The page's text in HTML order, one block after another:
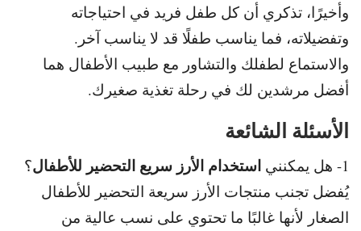
وأخيرًا، تذكري أن كل طفل فريد في احتياجاته
وتفضيلاته، فما يناسب طفلًا قد لا يناسب آخر.
والاستماع لطفلك والتشاور مع طبيب الأطفال هما
أفضل مرشدين لك في رحلة تغذية صغيرك.
الأسئلة الشائعة
1- هل يمكنني استخدام الأرز سريع التحضير للأطفال؟
يُفضل تجنب منتجات الأرز سريعة التحضير للأطفال
الصغار لأنها غالبًا ما تحتوي على نسب عالية من